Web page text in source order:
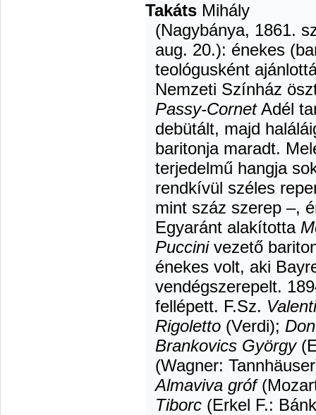
Takáts Mihály
(Nagybánya, 1861.
aug. 20.): énekes
teológusként
Nemzeti Színház
Passy-CornetAdél
debütált, majd
baritonja maradt.
terjedelmű hangja
rendkívül széles
mint száz szerep –,
Egyaránt alakította
Puccinivezető
énekes volt, aki
vendégszerepelt.
fellépett. F.Sz.
Rigoletto (Verdi);
Brankovics György
(Wagner:
Almaviva gróf
Tiborc (Erkel F.: